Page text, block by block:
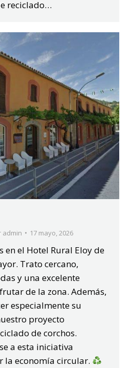
reciclado…
admin 17 mayo, 2026
en el Hotel Rural Eloy de
Trato cercano,
y una excelente
de la zona. Además,
especialmente su
proyecto
de corchos.
a esta iniciativa
la economía circular.